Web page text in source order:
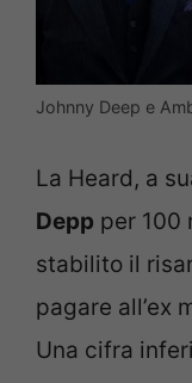
Johnny Deep e
La Heard, a
Depp per 100
stabilito il
pagare all’ex
Una cifra